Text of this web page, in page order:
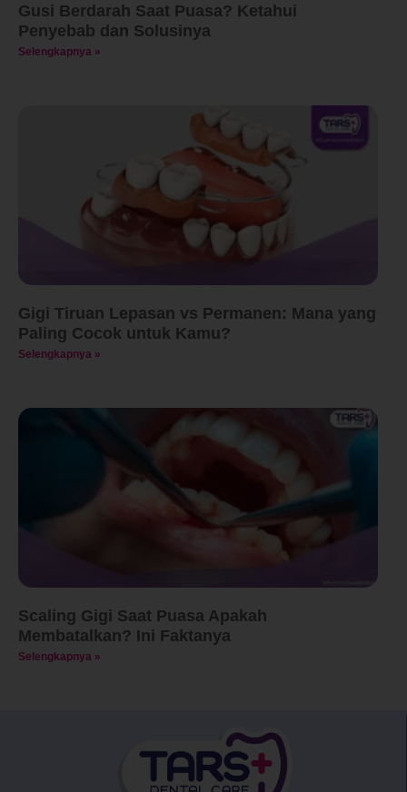
Gusi Berdarah Saat Puasa? Ketahui
Penyebab dan Solusinya
Selengkapnya »
Gigi Tiruan Lepasan vs Permanen: Mana yang
Paling Cocok untuk Kamu?
Selengkapnya »
Scaling Gigi Saat Puasa Apakah
Membatalkan? Ini Faktanya
Selengkapnya »